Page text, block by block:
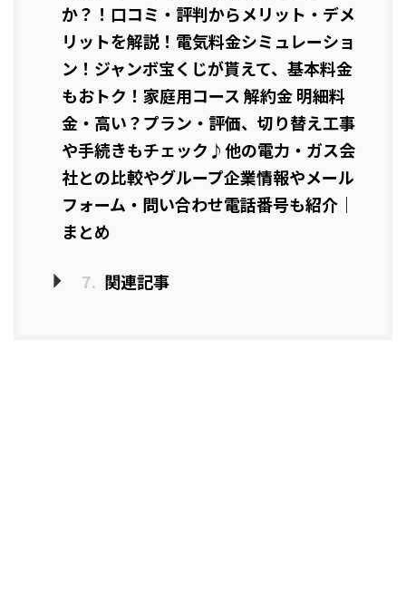
か？！口コミ・評判からメリット・デメ
リットを解説！電気料金シミュレーショ
ン！ジャンボ宝くじが貰えて、基本料金
もおトク！家庭用コース 解約金 明細料
金・高い？プラン・評価、切り替え工事
や手続きもチェック♪他の電力・ガス会
社との比較やグループ企業情報やメール
フォーム・問い合わせ電話番号も紹介｜
まとめ
7. 関連記事